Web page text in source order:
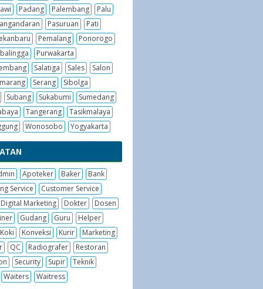
Padang Palembang
Palu
Pasuruan
Pati
Pemalang
Ponorogo
Purwakarta
Salatiga Sales
Salon
Serang
Sibolga
Subang
Sukabumi
Sumedang
Tangerang
Tasikmalaya
Wonosobo Yogyakarta
Apoteker Baker
Bank
Service
Customer Service
Digital Marketing
Dokter
Dosen
Gudang Guru
Helper
Koki
Konveksi Kurir
Marketing
QC Radiografer
Restoran
Security Supir
Teknik
Waiters
Waitress